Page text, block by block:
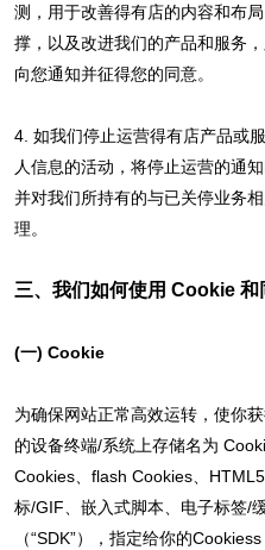
测，用于改善得有店的内容和布
撑，以及改进我们的产品和服务
向您通知并征得您的同意。
4. 如我们停止运营得有店产品或
人信息的活动，将停止运营的通
并对我们所持有的与已关停业务
理。
三、我们如何使用 Cookie 和
(一) Cookie
为确保网站正常高效运转，使你
的设备终端/系统上存储名为
Cookies、flash Cookies、
标/GIF、嵌入式脚本、电子标签/
（“SDK”），指定给你的